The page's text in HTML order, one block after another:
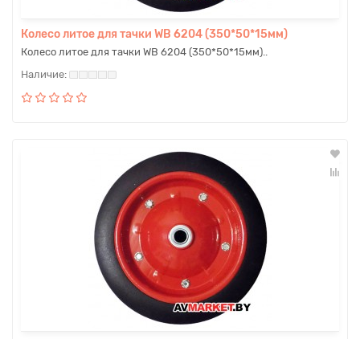
Колесо литое для тачки WB 6204 (350*50*15мм)
Колесо литое для тачки WB 6204 (350*50*15мм)..